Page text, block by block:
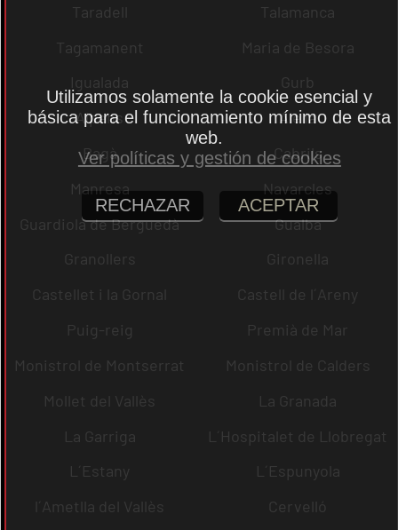
Taradell
Talamanca
Tagamanent
Maria de Besora
Igualada
Gurb
Alpens
Alella
Bagà
Cabrils
Manresa
Navarcles
Guardiola de Berguedà
Gualba
Granollers
Gironella
Castellet i la Gornal
Castell de l´Areny
Puig-reig
Premià de Mar
Monistrol de Montserrat
Monistrol de Calders
Mollet del Vallès
La Granada
La Garriga
L´Hospitalet de Llobregat
L´Estany
L´Espunyola
l´Ametlla del Vallès
Cervelló
Utilizamos solamente la cookie esencial y
básica para el funcionamiento mínimo de esta
web.
Ver políticas y gestión de cookies
RECHAZAR ACEPTAR